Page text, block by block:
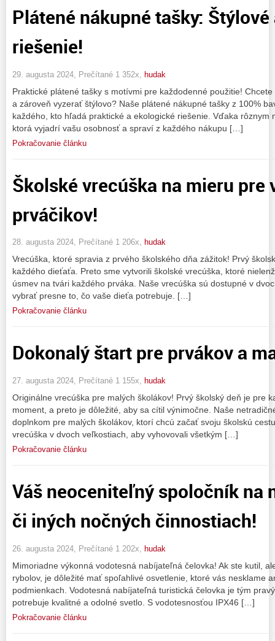
Plátené nákupné tašky:
riešenie!
29. augusta 2024, Prečítané 1 352x, hudak
Praktické plátené tašky s motívmi pre každodenné použitie!
a zároveň vyzerať štýlovo? Naše plátené nákupné tašky z 100%
každého, kto hľadá praktické a ekologické riešenie. Vďaka rôznym
ktorá vyjadrí vašu osobnosť a spraví z každého nákupu […]
Pokračovanie článku
Školské vrecúška na mieru pre
prváčikov!
28. augusta 2024, Prečítané 1 206x, hudak
Vrecúška, ktoré spravia z prvého školského dňa zážitok! Prvý
každého dieťaťa. Preto sme vytvorili školské vrecúška, ktoré
úsmev na tvári každého prváka. Naše vrecúška sú dostupné v
vybrať presne to, čo vaše dieťa potrebuje. […]
Pokračovanie článku
Dokonalý štart pre prvákov a
27. augusta 2024, Prečítané 1 155x, hudak
Originálne vrecúška pre malých školákov! Prvý školský deň je pre
moment, a preto je dôležité, aby sa cítil výnimočne. Naše
doplnkom pre malých školákov, ktorí chcú začať svoju školskú
vrecúška v dvoch veľkostiach, aby vyhovovali všetkým […]
Pokračovanie článku
Váš neoceniteľný spoločník na
či iných nočných činnostiach!
26. augusta 2024, Prečítané 1 202x, hudak
Mimoriadne výkonná vodotesná nabíjateľná čelovka! Ak ste kutil,
rybolov, je dôležité mať spoľahlivé osvetlenie, ktoré vás nesklame
podmienkach. Vodotesná nabíjateľná turistická čelovka je tým
potrebuje kvalitné a odolné svetlo. S vodotesnosťou IPX46 […]
Pokračovanie článku